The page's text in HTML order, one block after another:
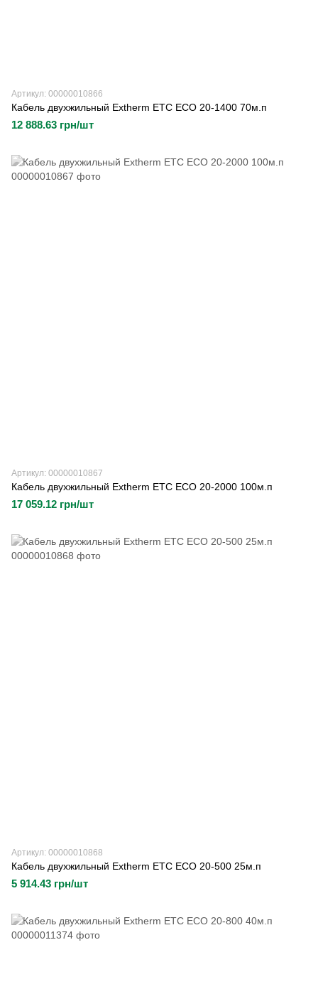
Артикул: 00000010866
Кабель двухжильный Extherm ETC ECO 20-1400 70м.п
12 888.63 грн/шт
Артикул: 00000010867
Кабель двухжильный Extherm ETC ECO 20-2000 100м.п
17 059.12 грн/шт
Артикул: 00000010868
Кабель двухжильный Extherm ETC ECO 20-500 25м.п
5 914.43 грн/шт